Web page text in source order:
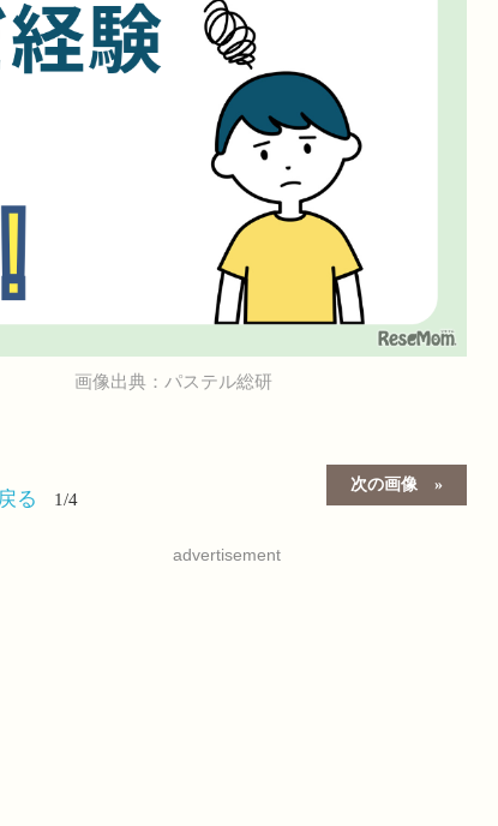
画像出典：パステル総研
次の画像
る 1/4
advertisement